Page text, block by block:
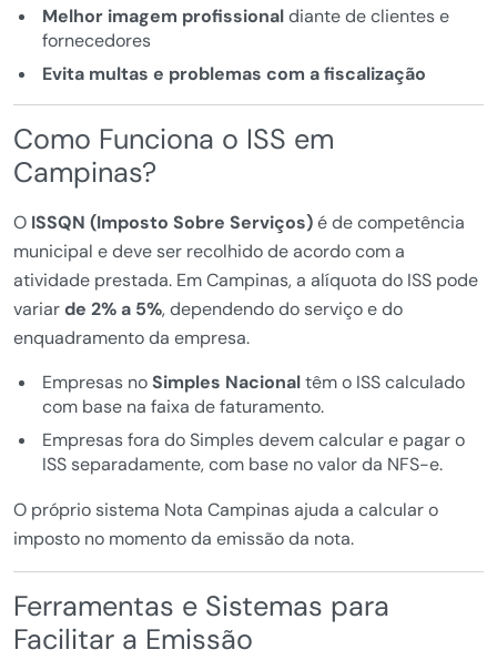
Melhor imagem profissionaldiante de clientes e
fornecedores
Evita multas e problemas com a fiscalização
Como Funciona o ISS em
Campinas?
O ISSQN (Imposto Sobre Serviços)é de competência
municipal e deve ser recolhido de acordo com a
atividade prestada. Em Campinas, a alíquota do ISS pode
variarde 2% a 5%, dependendo do serviço e do
enquadramento da empresa.
Empresas noSimples Nacionaltêm o ISS calculado
com base na faixa de faturamento.
Empresas fora do Simples devem calcular e pagar o
ISS separadamente, com base no valor da NFS-e.
O próprio sistema Nota Campinas ajuda a calcular o
imposto no momento da emissão da nota.
Ferramentas e Sistemas para
Facilitar a Emissão